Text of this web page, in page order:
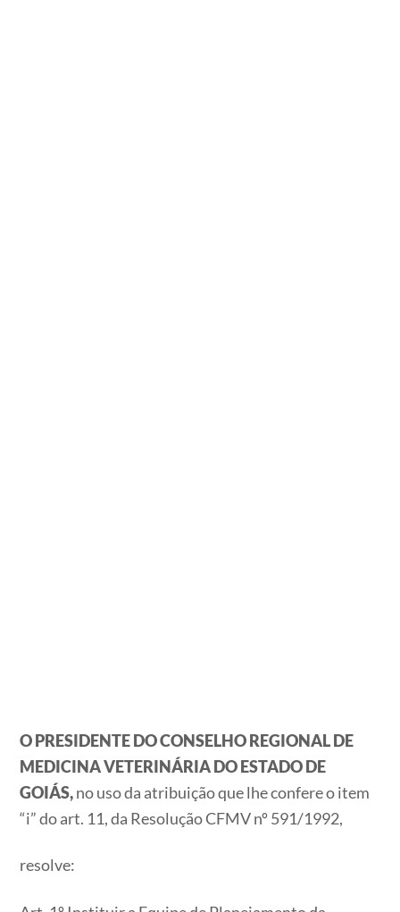
O PRESIDENTE DO CONSELHO REGIONAL DE
MEDICINA VETERINÁRIA DO ESTADO DE
GOIÁS,no uso da atribuição que lhe confere o item
“i” do art. 11, da Resolução CFMV nº 591/1992,
resolve: